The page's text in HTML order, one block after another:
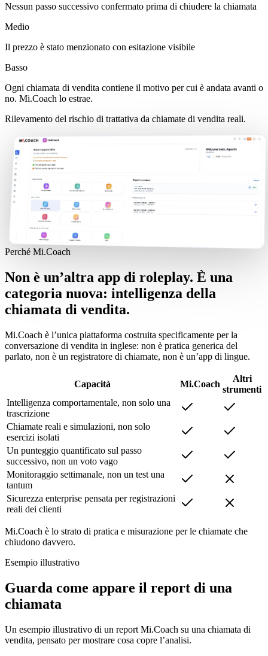
Nessun passo successivo confermato prima di chiudere la chiamata
Medio
Il prezzo è stato menzionato con esitazione visibile
Basso
Ogni chiamata di vendita contiene il motivo per cui è andata avanti o
no. Mi.Coach lo estrae.
Rilevamento del rischio di trattativa da chiamate di vendita reali.
Perché Mi.Coach
Non è un’altra app di roleplay. È una
categoria nuova: intelligenza della
chiamata di vendita.
Mi.Coach è l’unica piattaforma costruita specificamente per la
conversazione di vendita in inglese: non è pratica generica del
parlato, non è un registratore di chiamate, non è un’app di lingue.
Capacità Mi.Coach
Altri
strumenti
Intelligenza comportamentale, non solo una
trascrizione
Chiamate reali e simulazioni, non solo
esercizi isolati
Un punteggio quantificato sul passo
successivo, non un voto vago
Monitoraggio settimanale, non un test una
tantum
Sicurezza enterprise pensata per registrazioni
reali dei clienti
Mi.Coach è lo strato di pratica e misurazione per le chiamate che
chiudono davvero.
Esempio illustrativo
Guarda come appare il report di una
chiamata
Un esempio illustrativo di un report Mi.Coach su una chiamata di
vendita, pensato per mostrare cosa copre l’analisi.